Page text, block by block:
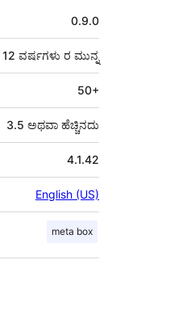
0.9.0
12 ವರ್ಷಗಳು ರ ಮುನ್ನ
50+
3.5 ಅಥವಾ ಹೆಚ್ಚಿನದು
4.1.42
English (US)
meta box